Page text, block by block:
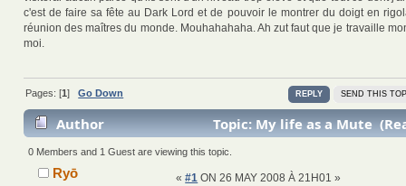
c'est de faire sa fête au Dark Lord et de pouvoir le montrer du doigt en
réunion des maîtres du monde. Mouhahahaha. Ah zut faut que je travaille
moi.
REPLY SEND THIS
Pages: [1]Go Down
Author Topic: My life as a Mute
0 Members and 1 Guest are viewing this topic.
Ryō «#1 ON 26 MAY 2008 À 21H01 »